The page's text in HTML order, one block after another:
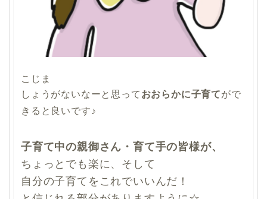
こじま
しょうがないなーと思っておおらかに子育てがで
きると良いです♪
子育て中の親御さん・育て手の皆様が、
ちょっとでも楽に、そして
自分の子育てをこれでいいんだ！